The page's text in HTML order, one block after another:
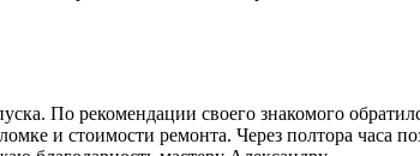
По рекомендации своего знакомого
и стоимости ремонта. Через полтора часа